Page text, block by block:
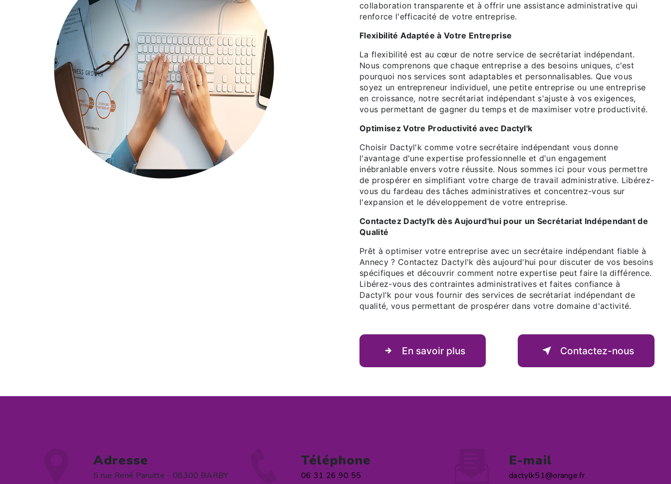
collaboration transparente et à offrir une assistance administrative qui
renforce l'efficacité de votre entreprise.
Flexibilité Adaptée à Votre Entreprise
La flexibilité est au cœur de notre service de secrétariat indépendant.
Nous comprenons que chaque entreprise a des besoins uniques, c'est
pourquoi nos services sont adaptables et personnalisables. Que vous
soyez un entrepreneur individuel, une petite entreprise ou une entreprise
en croissance, notre secrétariat indépendant s'ajuste à vos exigences,
vous permettant de gagner du temps et de maximiser votre productivité.
Optimisez Votre Productivité avec Dactyl'k
Choisir Dactyl'k comme votre secrétaire indépendant vous donne
l'avantage d'une expertise professionnelle et d'un engagement
inébranlable envers votre réussite. Nous sommes ici pour vous permettre
de prospérer en simplifiant votre charge de travail administrative. Libérez-
vous du fardeau des tâches administratives et concentrez-vous sur
l'expansion et le développement de votre entreprise.
Contactez Dactyl'k dès Aujourd'hui pour un Secrétariat Indépendant de
Qualité
Prêt à optimiser votre entreprise avec un secrétaire indépendant fiable à
Annecy ? Contactez Dactyl'k dès aujourd'hui pour discuter de vos besoins
spécifiques et découvrir comment notre expertise peut faire la différence.
Libérez-vous des contraintes administratives et faites confiance à
Dactyl'k pour vous fournir des services de secrétariat indépendant de
qualité, vous permettant de prospérer dans votre domaine d'activité.
En savoir plus Contactez-nous
Adresse
5 rue René Paruitte - 08300 BARBY
Téléphone
06 31 26 90 55
E-mail
dactylk51@orange.fr